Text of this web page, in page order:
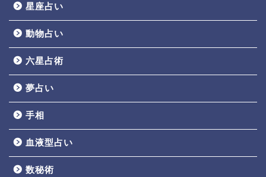
星座占い
動物占い
六星占術
夢占い
手相
血液型占い
数秘術